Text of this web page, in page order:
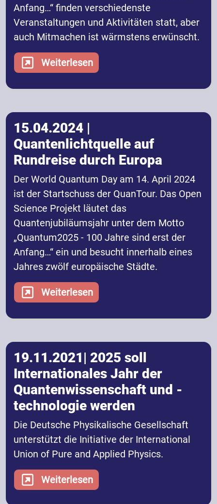
Anfang…“ finden verschiedenste
Veranstaltungen und Aktivitäten statt, aber
auch Mitmachen ist wärmstens erwünscht.
Weiterlesen
15.04.2024 |
Quantenlichtquelle auf
Rundreise durch Europa
Der World Quantum Day am 14. April 2024
ist der Startschuss der QuanTour. Das Open
Science Projekt läutet das
Quantenjubiläumsjahr unter dem Motto
„Quantum2025 - 100 Jahre sind erst der
Anfang…“ ein und besucht innerhalb eines
Jahres zwölf europäische Städte.
Weiterlesen
19.11.2021| 2025 soll
Internationales Jahr der
Quantenwissenschaft und -
technologie werden
Die Deutsche Physikalische Gesellschaft
unterstützt die Initiative der International
Union of Pure and Applied Physics.
Weiterlesen